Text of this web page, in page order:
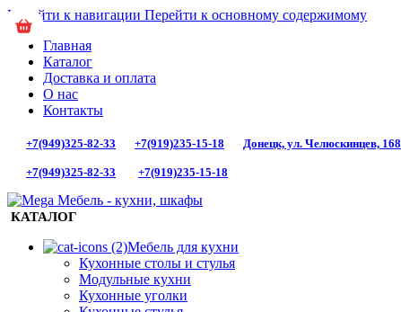
Перейти к навигации Перейти к основному содержимому
Главная
Каталог
Доставка и оплата
О нас
Контакты
+7(949)325-82-33 +7(919)235-15-18 Донецк, ул. Челюскинцев, 168
+7(949)325-82-33 +7(919)235-15-18
КАТАЛОГ
Мебель для кухни
Кухонные столы и стулья
Модульные кухни
Кухонные уголки